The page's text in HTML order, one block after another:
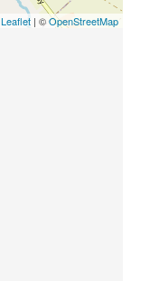
Leaflet | ©OpenStreetMap